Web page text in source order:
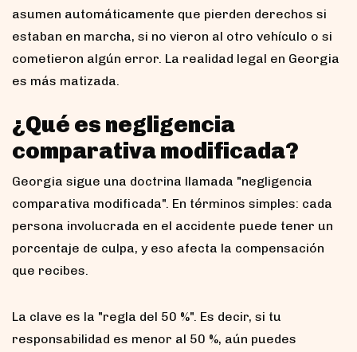
asumen automáticamente que pierden derechos si
estaban en marcha, si no vieron al otro vehículo o si
cometieron algún error. La realidad legal en Georgia
es más matizada.
¿Qué es negligencia
comparativa modificada?
Georgia sigue una doctrina llamada "negligencia
comparativa modificada". En términos simples: cada
persona involucrada en el accidente puede tener un
porcentaje de culpa, y eso afecta la compensación
que recibes.
La clave es la "regla del 50 %". Es decir, si tu
responsabilidad es menor al 50 %, aún puedes